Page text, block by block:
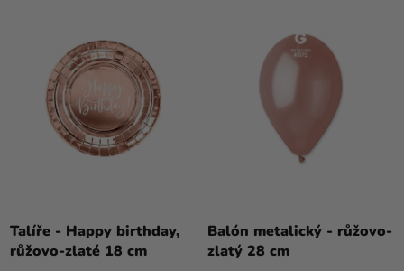
Talíře - Happy birthday,
růžovo-zlaté 18 cm
Balón metalický - růžovo-
zlatý 28 cm